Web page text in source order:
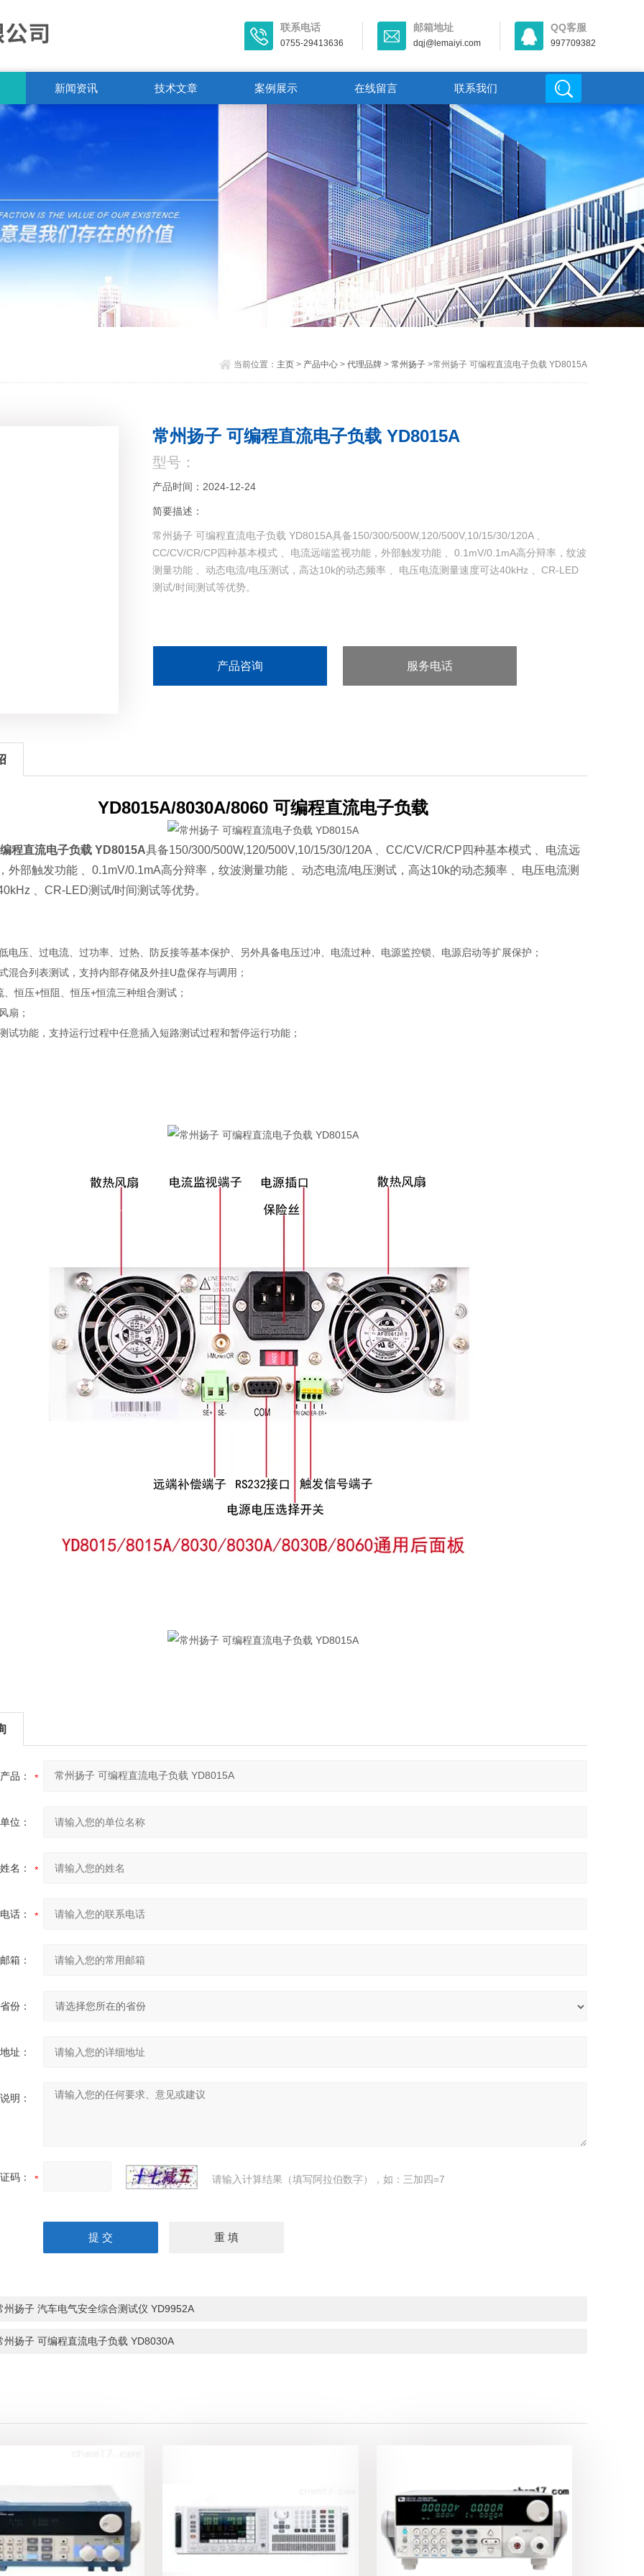
联系电话
0755-29413636
邮箱地址
dqj@lemaiyi.com
QQ客服
997709382
新闻资讯 技术文章 案例展示 在线留言 联系我们
当前位置： 主页> 产品中心> 代理品牌> 常州扬子>常州扬子 可编程直流电子负载 YD8015A
常州扬子 可编程直流电子负载 YD8015A
型号：
产品时间：2024-12-24
简要描述：
常州扬子 可编程直流电子负载 YD8015A具备150/300/500W,120/500V,10/15/30/120A 、
CC/CV/CR/CP四种基本模式 、电流远端监视功能，外部触发功能 、0.1mV/0.1mA高分辩率，纹波
测量功能 、动态电流/电压测试，高达10k的动态频率 、电压电流测量速度可达40kHz 、CR-LED
测试/时间测试等优势。
产品咨询 服务电话
YD8015A/8030A/8060 可编程直流电子负载
程直流电子负载 YD8015A具备150/300/500W,120/500V,10/15/30/120A 、CC/CV/CR/CP四种基本模式 、电流远
外部触发功能 、0.1mV/0.1mA高分辩率，纹波测量功能 、动态电流/电压测试，高达10k的动态频率 、电压电流测
、CR-LED测试/时间测试等优势。
电压、过电流、过功率、过热、防反接等基本保护、另外具备电压过冲、电流过种、电源监控锁、电源启动等扩展保护；
混合列表测试，支持内部存储及外挂U盘保存与调用；
恒压+恒阻、恒压+恒流三种组合测试；
扇；
试功能，支持运行过程中任意插入短路测试过程和暂停运行功能；
产品：
位：
名：
话：
箱：
省份：
址：
明：
码： 请输入计算结果（填写阿拉伯数字），如：三加四=7
州扬子 汽车电气安全综合测试仪 YD9952A
州扬子 可编程直流电子负载 YD8030A